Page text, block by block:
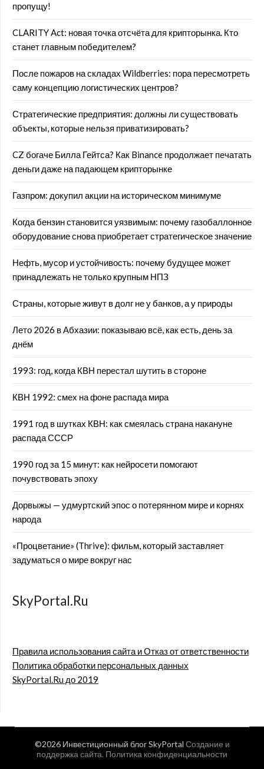
пропущу!
CLARITY Act: новая точка отсчёта для крипторынка. Кто
станет главным победителем?
После пожаров на складах Wildberries: пора пересмотреть
саму концепцию логистических центров?
Стратегические предприятия: должны ли существовать
объекты, которые нельзя приватизировать?
CZ богаче Билла Гейтса? Как Binance продолжает печатать
деньги даже на падающем крипторынке
Газпром: докупил акции на историческом минимуме
Когда бензин становится уязвимым: почему газобаллонное
оборудование снова приобретает стратегическое значение
Нефть, мусор и устойчивость: почему будущее может
принадлежать не только крупным НПЗ
Страны, которые живут в долг не у банков, а у природы
Лето 2026 в Абхазии: показываю всё, как есть, день за
днём
1993: год, когда КВН перестал шутить в стороне
КВН 1992: смех на фоне распада мира
1991 год в шутках КВН: как смеялась страна накануне
распада СССР
1990 год за 15 минут: как нейросети помогают
почувствовать эпоху
Дорвыжы — удмуртский эпос о потерянном мире и корнях
народа
«Процветание» (Thrive): фильм, который заставляет
задуматься о мире вокруг нас
SkyPortal.Ru
Правила использования сайта и Отказ от ответственности
Политика обработки персональных данных
SkyPortal.Ru до 2019
©2026 Инвестиционный блог SkyPortal Создание и
поддержка сайта. Политика конфиденциальности